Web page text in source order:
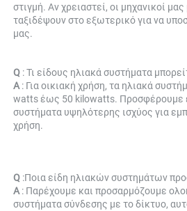
στιγμή. Αν χρειαστεί, οι μηχανικοί
ταξιδέψουν στο εξωτερικό για να
μας.
Q : Τι είδους ηλιακά συστήματα
Α : Για οικιακή χρήση, τα ηλιακά
watts έως 50 kilowatts. Προσφέρουμε
συστήματα υψηλότερης ισχύος για
χρήση.
Q :Ποια είδη ηλιακών συστημάτων
Α : Παρέχουμε και προσαρμόζουμε
συστήματα σύνδεσης με το δίκτυο,